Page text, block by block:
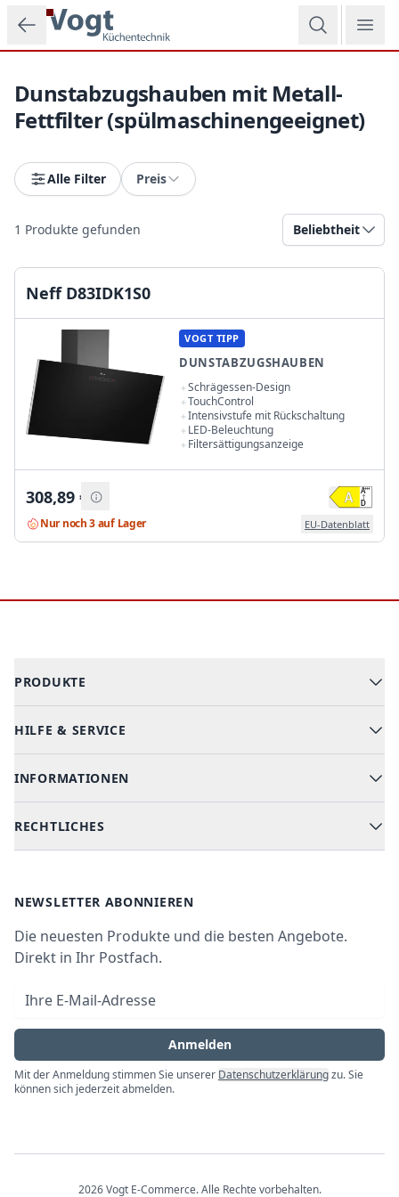
Zum Hauptinhalt springen
Dunstabzugshauben mit Metall-
Fettfilter (spülmaschinengeeignet)
Alle Filter Preis
1 Produkte gefunden Beliebtheit
Neff D83IDK1S0
VOGT TIPP
DUNSTABZUGSHAUBEN
Schrägessen-Design
TouchControl
Intensivstufe mit Rückschaltung
LED-Beleuchtung
Filtersättigungsanzeige
308,89 €
Nur noch 3 auf Lager EU-Datenblatt
PRODUKTE
Alle Kategorien
Kühlen & Gefrieren
HILFE & SERVICE
Hilfe & FAQ
INFORMATIONEN
Über uns
RECHTLICHES
Datenschutz
Widerrufsrecht
Impressum
NEWSLETTER ABONNIEREN
Die neuesten Produkte und die besten Angebote.
Direkt in Ihr Postfach.
E-Mail-Adresse
Anmelden
Mit der Anmeldung stimmen Sie unserer Datenschutzerklärungzu. Sie
können sich jederzeit abmelden.
2026 Vogt E-Commerce. Alle Rechte vorbehalten.